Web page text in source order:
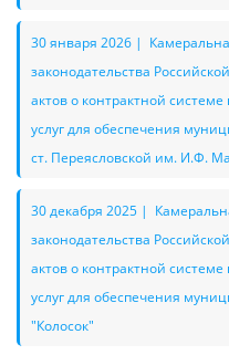
30 января 2026 |
законодательства
актов о контрактной системе
услуг для обеспечения
ст. Переясловской им. И.Ф.
30 декабря 2025 |
законодательства
актов о контрактной системе
услуг для обеспечения
"Колосок"